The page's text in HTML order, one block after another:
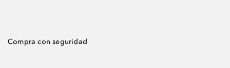
Compra con seguridad